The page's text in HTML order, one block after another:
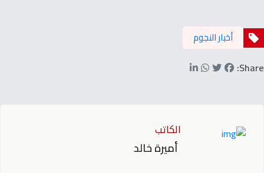
أخبار النجوم
Share:
الكاتب
أميرة خالد